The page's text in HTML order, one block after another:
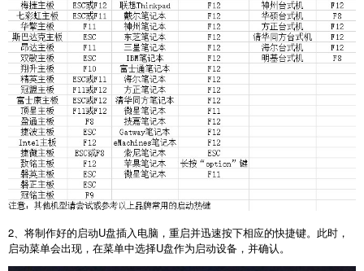
2、将制作好的启动U盘插入电脑，重启并迅速按下相应的快捷键。此时，
启动菜单会出现，在菜单中选择U盘作为启动设备，并确认。